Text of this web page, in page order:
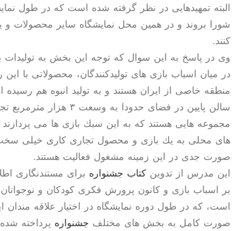
البته تمهیدهایی در نظر گرفته شده است كه در طول
شورا بروند و در همین محل نمایشگاه سایر محصولات
كنند.
وی در پاسخ به این سوال كه توجه این بخش به
در میان اسباب بازی های تولیدكنندگان، محصولاتی با
منطقه خاصی از ایران هستند و به تولید انبوه هم رسیده
سالن پایین در فضای
مجموعه هایی هستند كه به این سبك بازی ها می
های محلی به یك بازی و محصول تجاری كاری خیلی سخت
صورت جدی در این زمینه مشغول فعالیت هستند.
این مدرس از تدوین كتاب جشنواره برای مستندنگاری
بر اسباب بازی و كانون پرورش فكری كودكان و
است، كه در طول دوره نمایشگاه در اختیار علاقه
صورت كامل به بخش های مختلف جشنواره پرداخته